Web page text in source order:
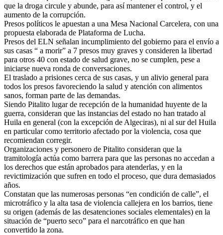
que la droga circule y abunde, para así mantener el control, y el
aumento de la corrupción.
Presos políticos le apuestan a una Mesa Nacional Carcelera, con una
propuesta elaborada de Plataforma de Lucha.
Presos del ELN señalan incumplimiento del gobierno para el envío a
sus casas “ a morir” a 7 presos muy graves y consideren la libertad
para otros 40 con estado de salud grave, no se cumplen, pese a
iniciarse nueva ronda de conversaciones.
El traslado a prisiones cerca de sus casas, y un alivio general para
todos los presos favoreciendo la salud y atención con alimentos
sanos, forman parte de las demandas.
Siendo Pitalito lugar de recepción de la humanidad huyente de la
guerra, consideran que las instancias del estado no han tratado al
Huila en general (con la excepción de Algeciras), ni al sur del Huila
en particular como territorio afectado por la violencia, cosa que
recomiendan corregir.
Organizaciones y personero de Pitalito consideran que la
tramitología actúa como barrera para que las personas no accedan a
los derechos que están aprobados para atenderlas, y en la
revictimización que sufren en todo el proceso, que dura demasiados
años.
Constatan que las numerosas personas “en condición de calle”, el
microtráfico y la alta tasa de violencia callejera en los barrios, tiene
su origen (además de las desatenciones sociales elementales) en la
situación de “puerto seco” para el narcotráfico en que han
convertido la zona.